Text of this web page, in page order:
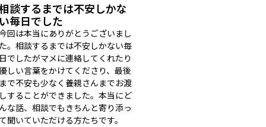
談するまでは不安しかな
毎日でした
回は本当にありがとうございまし
。相談するまでは不安しかない毎
でしたがマメに連絡してくれたり
しい言葉をかけてくださり、最後
で不安も少なく養親さんまでお渡
することができました。本当にど
な話、相談でもきちんと寄り添っ
聞いていただける方たちです。